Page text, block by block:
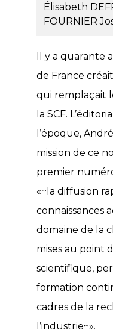
Élisabeth
FOURNIER
Il y a quarante
de France
qui remplaçait
la SCF.
l’époque,
mission de ce
premier
«~la diffusion
connaissances
domaine de la
mises au point
scientifique,
formation
cadres de la
l’industrie~».